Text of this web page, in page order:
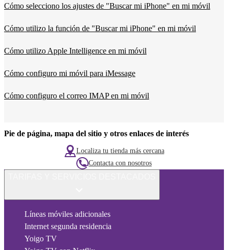
Cómo selecciono los ajustes de "Buscar mi iPhone" en mi móvil
Cómo utilizo la función de "Buscar mi iPhone" en mi móvil
Cómo utilizo Apple Intelligence en mi móvil
Cómo configuro mi móvil para iMessage
Cómo configuro el correo IMAP en mi móvil
Pie de página, mapa del sitio y otros enlaces de interés
Localiza tu tienda más cercana
Contacta con nosotros
Líneas móviles adicionales
Internet segunda residencia
Yoigo TV